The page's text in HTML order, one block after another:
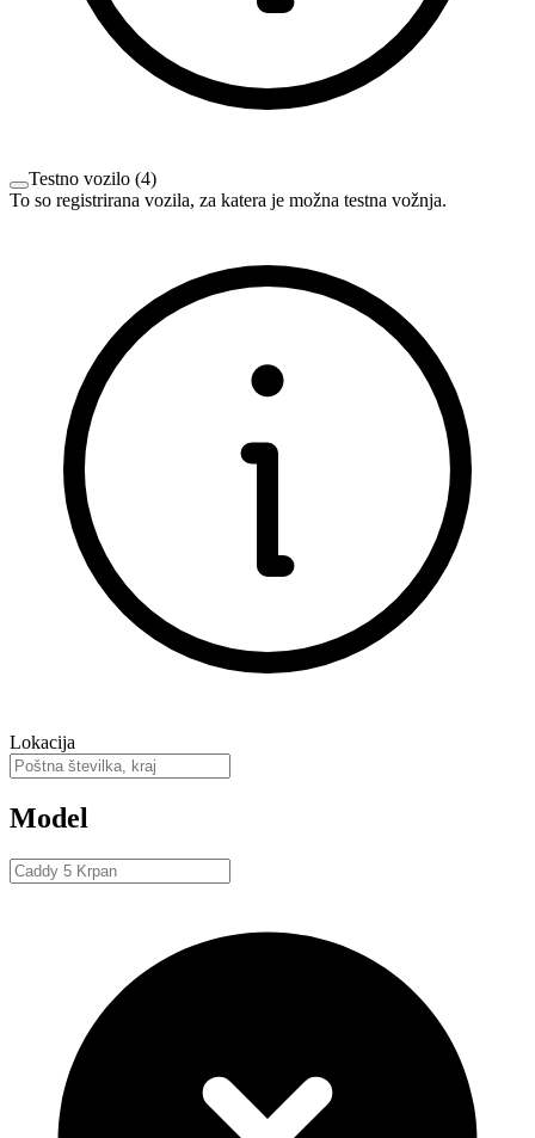
Testno vozilo (4)
To so registrirana vozila, za katera je možna testna vožnja.
Lokacija
Model